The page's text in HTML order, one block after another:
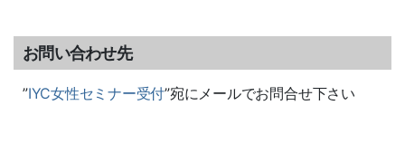
お問い合わせ先
”IYC女性セミナー受付”宛にメールでお問合せ下さい